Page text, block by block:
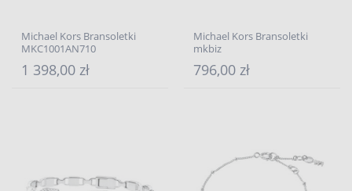
Michael Kors Bransoletki
MKC1001AN710
1 398,00 zł
Michael Kors Bransoletki
mkbiz
796,00 zł